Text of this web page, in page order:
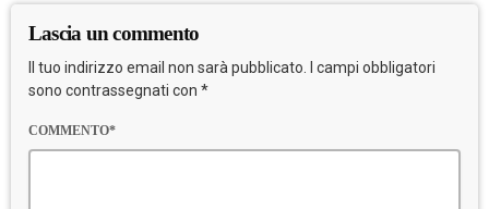
Lascia un commento
Il tuo indirizzo email non sarà pubblicato. I campi obbligatori
sono contrassegnati con *
COMMENTO*